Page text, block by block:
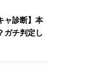
ャ診断】本
ガチ判定し